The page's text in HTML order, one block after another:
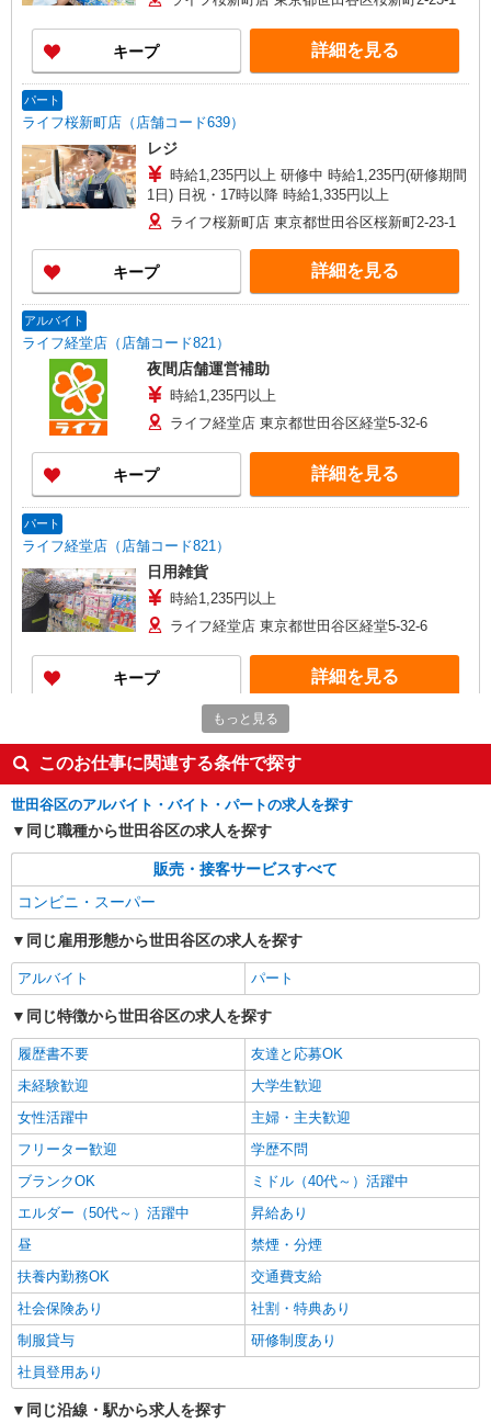
キープ 詳細を見る
パート
ライフ桜新町店（店舗コード639）
レジ
時給1,235円以上 研修中 時給1,235円(研修期間
1日) 日祝・17時以降 時給1,335円以上
ライフ桜新町店 東京都世田谷区桜新町2-23-1
キープ 詳細を見る
アルバイト
ライフ経堂店（店舗コード821）
夜間店舗運営補助
時給1,235円以上
ライフ経堂店 東京都世田谷区経堂5-32-6
キープ 詳細を見る
パート
ライフ経堂店（店舗コード821）
日用雑貨
時給1,235円以上
ライフ経堂店 東京都世田谷区経堂5-32-6
キープ 詳細を見る
ライフ経堂店（店舗コード821）
（早朝）荷受け・商品陳列
時給1,350円
ライフ経堂店 東京都世田谷区経堂5-32-6
キープ 詳細を見る
アルバイト
ライフ経堂店（店舗コード821）
品出し（商品陳列）
時給1,235円以上
詳細を見る
パート
ライフ桜新町店（店舗コード639）
時給1,235円以上
ライフ桜新町店 東京都世田谷区桜新町2-23-1
詳細を見る
パート
ビオラル下北沢駅前店（店舗コード654）
時給1,235円以上 日曜・祝日 時給1,335円以上
もっと見る
このお仕事に関連する条件で探す
世田谷区のアルバイト・バイト・パートの求人を探す
同じ職種から世田谷区の求人を探す
販売・接客サービスすべて
コンビニ・スーパー
同じ雇用形態から世田谷区の求人を探す
アルバイト パート
同じ特徴から世田谷区の求人を探す
履歴書不要
友達と応募OK
未経験歓迎
大学生歓迎
女性活躍中
主婦・主夫歓迎
フリーター歓迎
学歴不問
ブランクOK
ミドル（40代～）活躍中
エルダー（50代～）活躍中
昇給あり
昼
禁煙・分煙
扶養内勤務OK
交通費支給
社会保険あり
社割・特典あり
制服貸与
研修制度あり
社員登用あり
同じ沿線・駅から求人を探す